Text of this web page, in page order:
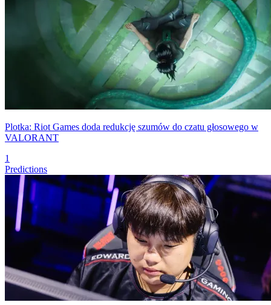
Plotka: Riot Games doda redukcję szumów do czatu głosowego w
VALORANT
1
Predictions